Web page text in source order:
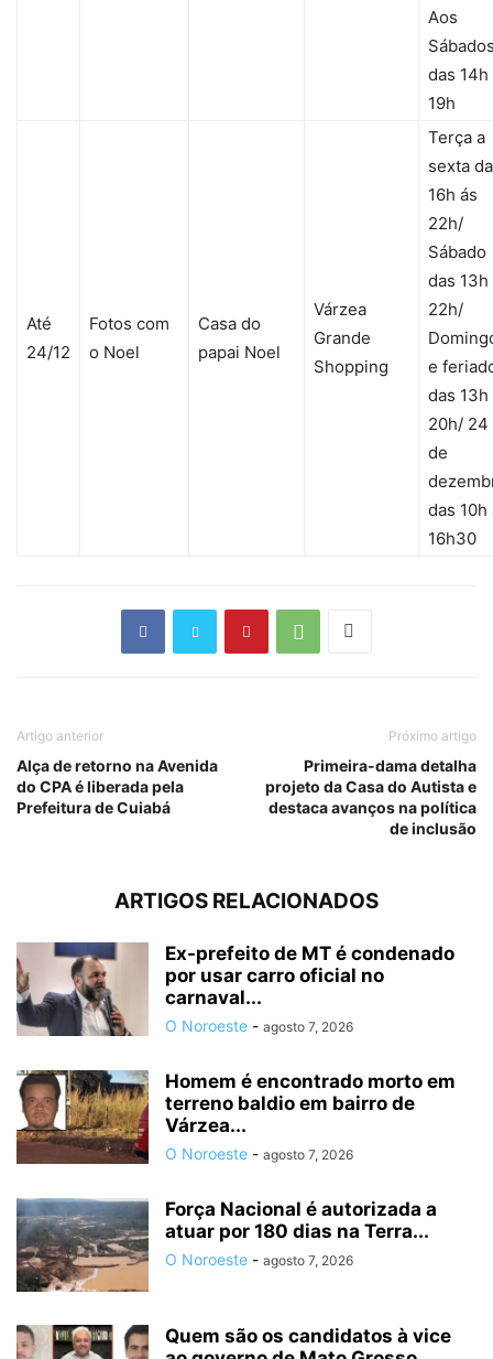
Aos
das 14h
19h
Até
24/12
Fotos com
o Noel
Casa do
papai Noel
Várzea
Grande
Shopping
Terça a
sexta
16h ás
22h/
Sábado
das 13h
22h/
e
das 13h
20h/ 24
de
das 10h
16h30
Artigo anterior
Alça de retorno na Avenida
do CPA é liberada pela
Prefeitura de Cuiabá
Próximo artigo
Primeira-dama detalha
projeto da Casa do Autista e
destaca avanços na política
de inclusão
ARTIGOS RELACIONADOS
Ex-prefeito de MT é condenado
por usar carro oficial no
carnaval...
O Noroeste - agosto 7, 2026
Homem é encontrado morto em
terreno baldio em bairro de
Várzea...
O Noroeste - agosto 7, 2026
Força Nacional é autorizada a
atuar por 180 dias na Terra...
O Noroeste - agosto 7, 2026
Quem são os candidatos à vice